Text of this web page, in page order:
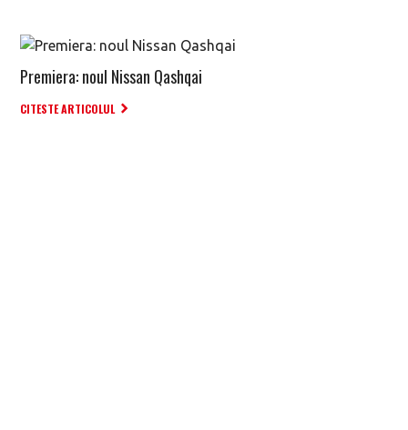
Premiera: noul Nissan Qashqai
CITESTE ARTICOLUL